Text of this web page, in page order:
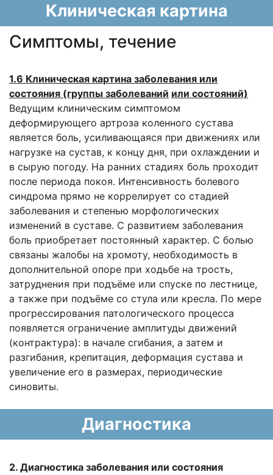
Клиническая картина
Cимптомы, течение
1.6 Клиническая картина заболевания или
состояния (группы заболеваний или состояний)
Ведущим клиническим симптомом
деформирующего артроза коленного сустава
является боль, усиливающаяся при движениях или
нагрузке на сустав, к концу дня, при охлаждении и
в сырую погоду. На ранних стадиях боль проходит
после периода покоя. Интенсивность болевого
синдрома прямо не коррелирует со стадией
заболевания и степенью морфологических
изменений в суставе. С развитием заболевания
боль приобретает постоянный характер. С болью
связаны жалобы на хромоту, необходимость в
дополнительной опоре при ходьбе на трость,
затруднения при подъёме или спуске по лестнице,
а также при подъёме со стула или кресла. По мере
прогрессирования патологического процесса
появляется ограничение амплитуды движений
(контрактура): в начале сгибания, а затем и
разгибания, крепитация, деформация сустава и
увеличение его в размерах, периодические
синовиты.
Диагностика
2. Диагностика заболевания или состояния